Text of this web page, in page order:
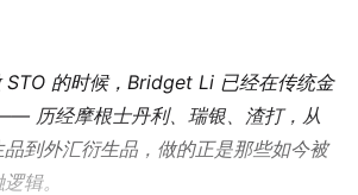
STO 的时候，Bridget Li 已经在传统金
历经摩根士丹利、瑞银、渣打，从
到外汇衍生品，做的正是那些如今被
辑。